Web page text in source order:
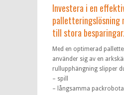
Investera i en
palletteringslösning
till stora besparingar.
Med en optimerad
använder sig av en
rullupphängning slipper
– spill
– långsamma